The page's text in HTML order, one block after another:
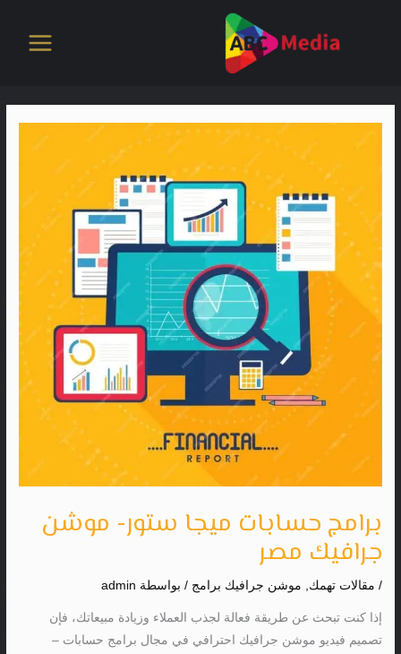
برامج حسابات ميجا ستور- موشن
جرافيك مصر
/ مقالات تهمك, موشن جرافيك برامج / بواسطة admin
إذا كنت تبحث عن طريقة فعالة لجذب العملاء وزيادة مبيعاتك، فإن
تصميم فيديو موشن جرافيك احترافي في مجال برامج حسابات –